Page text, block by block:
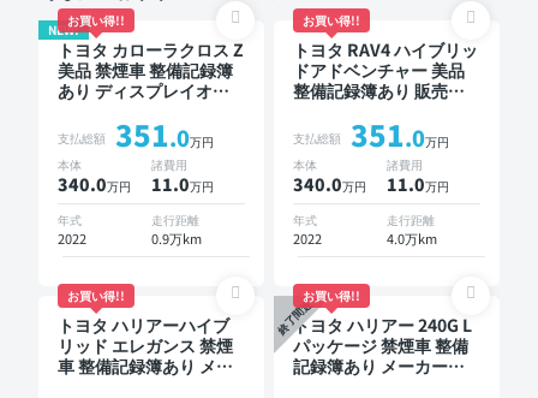
NEW!
お買い得!!
トヨタ カローラクロス Z
美品 禁煙車 整備記録簿
あり ディスプレイオー
ブラインドスポットモニ
ター オートクルーズ ス
マートキー ETC 電動バ
ックドア バックモニタ
ー 全方位カメラ ドライ
ブレコーダー 衝突軽減
支払総額 351.0万円
本体
340.0万円
諸費用
11.0万円
年式
2022
走行距離
0.9万km
お買い得!!
トヨタ RAV4 ハイブリッ
ドアドベンチャー 美品
整備記録簿あり 販売店
インドスポットモニター
デジタルインナーミラー
オートクルーズ スマー
トキー ETC バックモニ
ター ドライブレコーダ
ー 衝突軽減
支払総額 351.0万円
本体
340.0万円
諸費用
11.0万円
年式
2022
走行距離
4.0万km
お買い得!!
トヨタ ハリアーハイブ
リッド エレガンス 禁煙
車 整備記録簿あり メー
終了間近
お買い得!!
トヨタ ハリアー 240G L
パッケージ 禁煙車 整備
記録簿あり メーカーオ